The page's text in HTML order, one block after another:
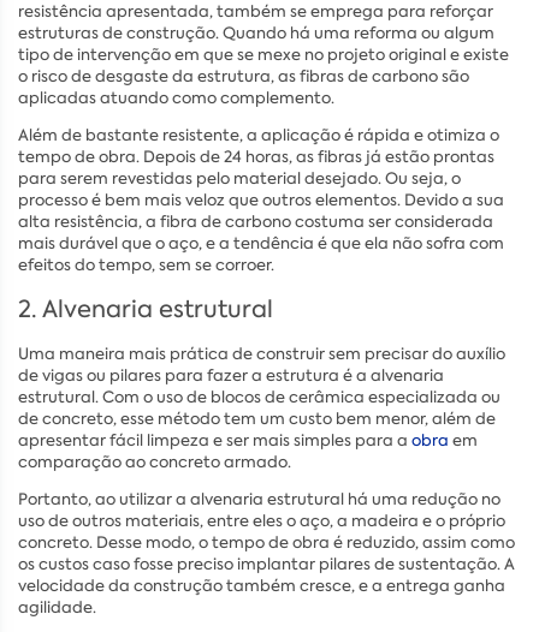
resistência apresentada, também se emprega para reforçar
estruturas de construção. Quando há uma reforma ou algum
tipo de intervenção em que se mexe no projeto original e existe
o risco de desgaste da estrutura, as fibras de carbono são
aplicadas atuando como complemento.
Além de bastante resistente, a aplicação é rápida e otimiza o
tempo de obra. Depois de 24 horas, as fibras já estão prontas
para serem revestidas pelo material desejado. Ou seja, o
processo é bem mais veloz que outros elementos. Devido a sua
alta resistência, a fibra de carbono costuma ser considerada
mais durável que o aço, e a tendência é que ela não sofra com
efeitos do tempo, sem se corroer.
2. Alvenaria estrutural
Uma maneira mais prática de construir sem precisar do auxílio
de vigas ou pilares para fazer a estrutura é a alvenaria
estrutural. Com o uso de blocos de cerâmica especializada ou
de concreto, esse método tem um custo bem menor, além de
apresentar fácil limpeza e ser mais simples para a obra em
comparação ao concreto armado.
Portanto, ao utilizar a alvenaria estrutural há uma redução no
uso de outros materiais, entre eles o aço, a madeira e o próprio
concreto. Desse modo, o tempo de obra é reduzido, assim como
os custos caso fosse preciso implantar pilares de sustentação. A
velocidade da construção também cresce, e a entrega ganha
agilidade.